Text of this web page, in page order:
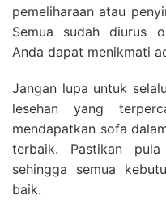
pemeliharaan atau
Semua sudah diurus
Anda dapat menikmati
Jangan lupa untuk
lesehan yang
mendapatkan sofa
terbaik. Pastikan
sehingga semua
baik.